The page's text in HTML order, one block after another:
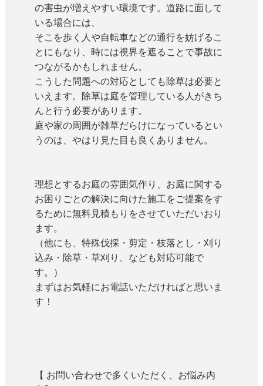
の害虫が増えやすい環境です。道路に面して
いる場合には、
そこを歩く人や自転車などの通行を妨げるこ
とにもなり、時には視界を遮ることで事故に
つながるかもしれません。
こうした問題への対応としても除草は必要と
いえます。除草は庭を管理している人がきち
んと行う必要があります。
庭や家の周囲が雑草だらけになっているとい
うのは、やはり見た目も良くありません。
理想とするお庭の雰囲気作り、お庭に関する
お困りごとの解決に向けた施工をご提案をす
るために無料見積もりをさせていただいおり
ます。
（他にも、特殊伐採・剪定・枝落とし・刈り
込み・除草・草刈り、なども対応可能で
す。）
まずはお気軽にお電話いただければと思いま
す！
【 お問い合わせで多くいただく、お悩み内